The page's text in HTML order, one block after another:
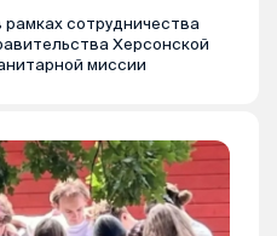
сотрудничества
Херсонской
миссии